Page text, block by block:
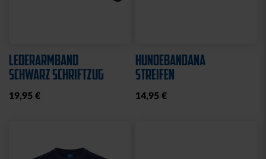
LEDERARMBAND
SCHWARZ SCHRIFTZUG
19,95 €
HUNDEBANDANA
STREIFEN
14,95 €